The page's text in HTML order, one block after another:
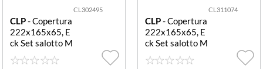
CL302495
CLP- Copertura
222x165x65, E
ck Set salotto M
olde nero
CL311074
CLP- Copertura
222x165x65, E
ck Set salotto M
olde nero